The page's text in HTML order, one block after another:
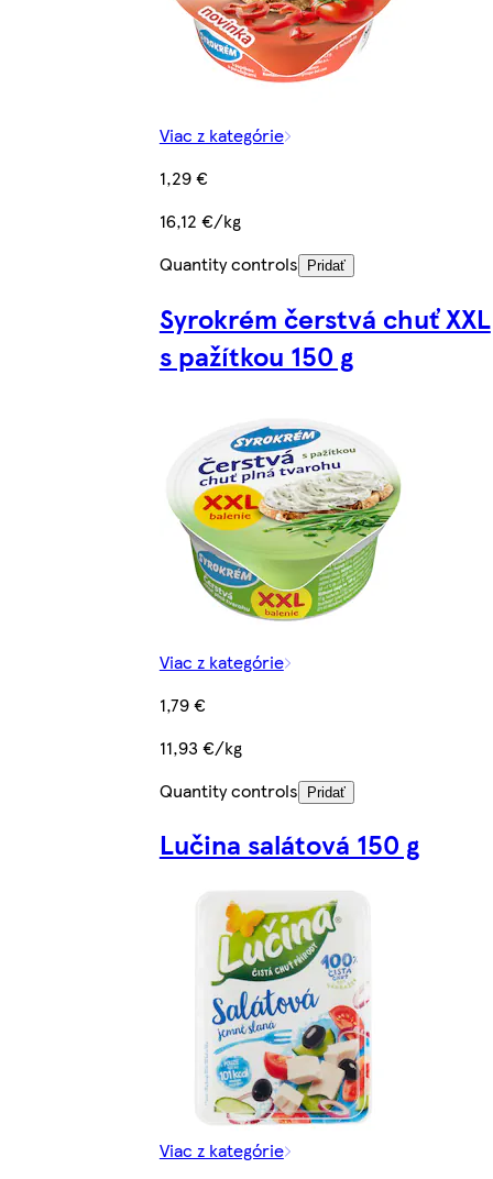
Viac z kategórie
1,29 €
16,12 €/kg
Quantity controls
Pridať
Syrokrém čerstvá chuť XXL
s pažítkou 150 g
Viac z kategórie
1,79 €
11,93 €/kg
Quantity controls
Pridať
Lučina salátová 150 g
Viac z kategórie